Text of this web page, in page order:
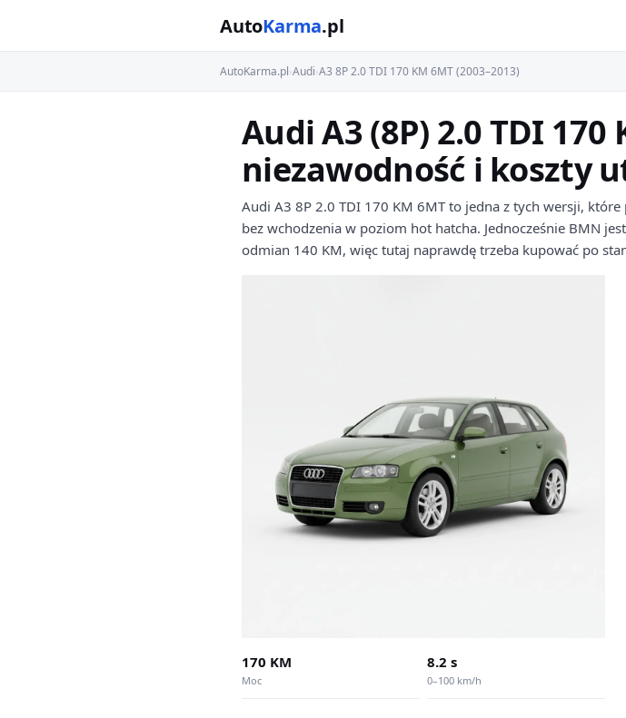
AutoKarma.pl
AutoKarma.pl›Audi›A3 8P 2.0 TDI 170 KM 6MT (2003–2013)
Audi A3 (8P) 2.0 TDI
niezawodność i koszty
Audi A3 8P 2.0 TDI 170 KM 6MT to jedna z tych wersji,
bez wchodzenia w poziom hot hatcha. Jednocześnie BMN
odmian 140 KM, więc tutaj naprawdę trzeba kupować po
170 KM
Moc
8.2 s
0–100 km/h